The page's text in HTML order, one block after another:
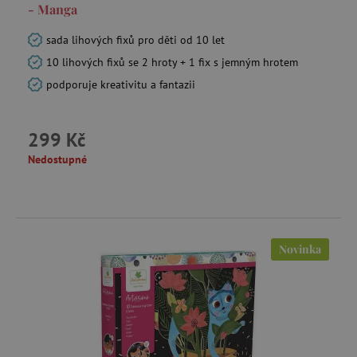
- Manga
sada lihových fixů pro děti od 10 let
10 lihových fixů se 2 hroty + 1 fix s jemným hrotem
podporuje kreativitu a fantazii
299 Kč
Nedostupné
Novinka
_lb_ccc
cjConsent